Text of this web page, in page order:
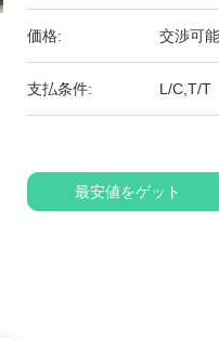
価格: 交渉可能
支払条件: L/C,T/T
最安値をゲット